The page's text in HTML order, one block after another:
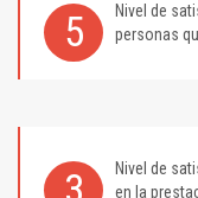
5 Nivel de
personas
Nivel de
en la